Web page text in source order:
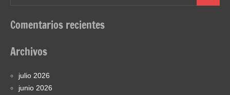
Comentarios recientes
Archivos
julio 2026
junio 2026